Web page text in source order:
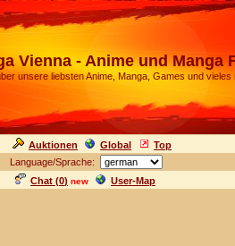
Vienna - Anime und Manga
unsere liebsten Anime, Manga, Games und vieles
Auktionen Global Top
Language/Sprache:
Chat (0) new User-Map